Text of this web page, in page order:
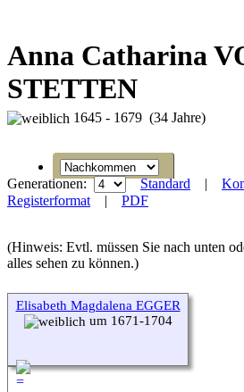
Anna Catharina
STETTEN
1645 - 1679 (34 Jahre)
Generationen: Standard |
Registerformat | PDF
(Hinweis: Evtl. müssen Sie nach unten
alles sehen zu können.)
Elisabeth Magdalena EGGER
um 1671-1704